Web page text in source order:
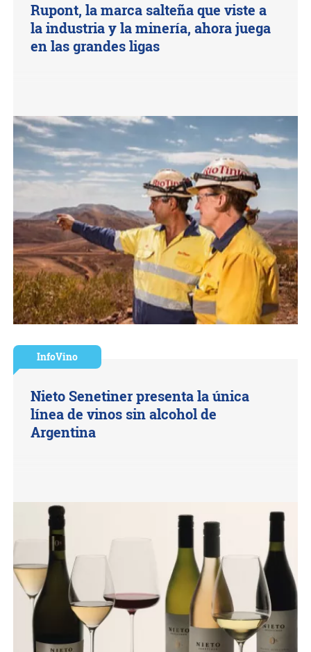
Rupont, la marca salteña que viste a
la industria y la minería, ahora juega
en las grandes ligas
InfoVino
Nieto Senetiner presenta la única
línea de vinos sin alcohol de
Argentina